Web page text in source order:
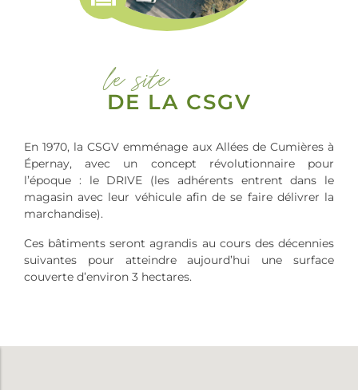
le site
DE LA CSGV
En 1970, la CSGV emménage aux Allées de Cumières à
Épernay, avec un concept révolutionnaire pour
l’époque : le DRIVE (les adhérents entrent dans le
magasin avec leur véhicule afin de se faire délivrer la
marchandise).
Ces bâtiments seront agrandis au cours des décennies
suivantes pour atteindre aujourd’hui une surface
couverte d’environ 3 hectares.